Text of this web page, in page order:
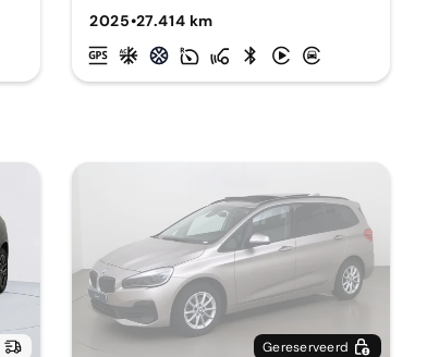
2025•27.414 km
Gereserveerd